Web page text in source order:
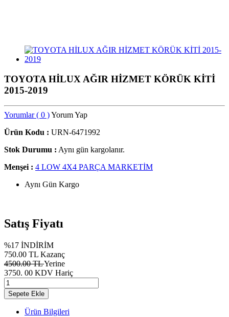
TOYOTA HİLUX AĞIR HİZMET KÖRÜK KİTİ
2015-2019
Yorumlar ( 0 )Yorum Yap
Ürün Kodu : URN-6471992
Stok Durumu : Aynı gün kargolanır.
Menşei : 4 LOW 4X4 PARÇA MARKETİM
Aynı Gün Kargo
Satış Fiyatı
%17 İNDİRİM
750.00 TL Kazanç
4500.00 TLYerine
3750. 00 KDV Hariç
Sepete Ekle
Ürün Bilgileri